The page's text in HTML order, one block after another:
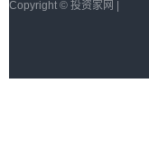
Copyright © 投资家网 |